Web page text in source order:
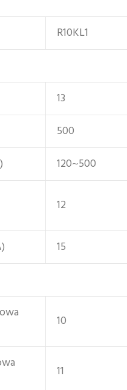
R10KL1
13
500
120~500
12
15
10
11